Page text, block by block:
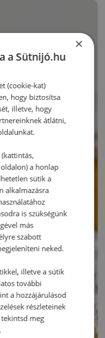
×
a Sütnijó.hu
(cookie-kat)
hogy biztosítsa
illetve, hogy
átlátni,
a honlap
sütik a
alkalmazásra
is szükségünk
más
szabott
neked.
illetve a sütik
további
a hozzájárulásod
részleteinek
meg